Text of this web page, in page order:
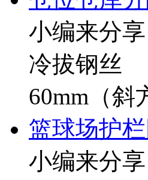
小编来分
冷拔钢丝
60mm（斜
篮球场护
小编来分